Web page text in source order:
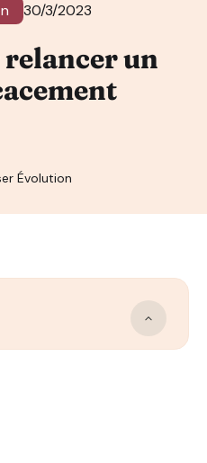
30/3/2023
relancer un
Évolution